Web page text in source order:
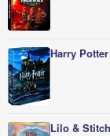
Harry
Lilo &